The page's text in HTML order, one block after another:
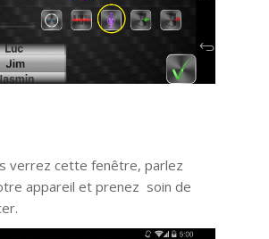
verrez cette fenêtre, parlez
appareil et prenez soin de